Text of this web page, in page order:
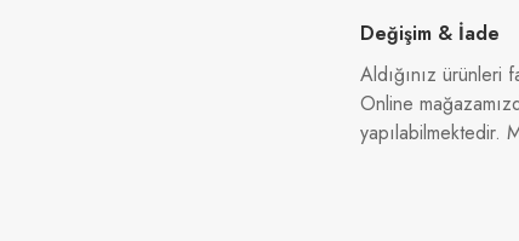
Değişim & İade
Aldığınız ürünleri
Online
yapılabilmektedir.